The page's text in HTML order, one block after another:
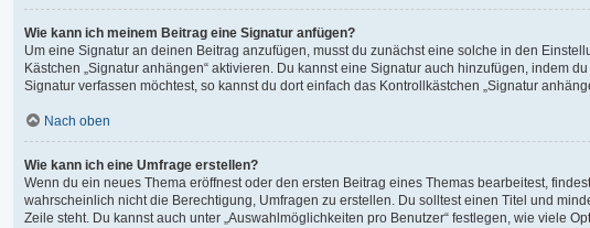
Wie kann ich meinem Beitrag eine Signatur anfügen?
Um eine Signatur an deinen Beitrag anzufügen, musst du zunächst eine solche in den
Kästchen „Signatur anhängen“ aktivieren. Du kannst eine Signatur auch hinzufügen,
Signatur verfassen möchtest, so kannst du dort einfach das Kontrollkästchen „Signatur
Nach oben
Wie kann ich eine Umfrage erstellen?
Wenn du ein neues Thema eröffnest oder den ersten Beitrag eines Themas bearbeitest,
wahrscheinlich nicht die Berechtigung, Umfragen zu erstellen. Du solltest einen Titel und
Zeile steht. Du kannst auch unter „Auswahlmöglichkeiten pro Benutzer“ festlegen, wie viele